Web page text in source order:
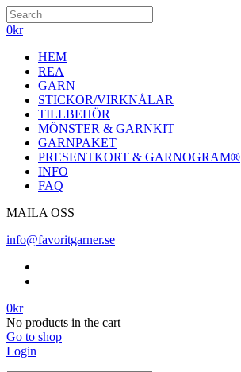
0kr
HEM
REA
GARN
STICKOR/VIRKNÅLAR
TILLBEHÖR
MÖNSTER & GARNKIT
GARNPAKET
PRESENTKORT & GARNOGRAM®
INFO
FAQ
MAILA OSS
info@favoritgarner.se
0kr
No products in the cart
Go to shop
Login